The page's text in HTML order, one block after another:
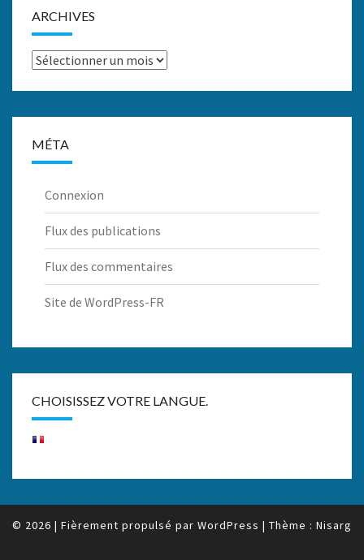
ARCHIVES
Archives
MÉTA
Connexion
Flux des publications
Flux des commentaires
Site de WordPress-FR
CHOISISSEZ VOTRE LANGUE.
© 2026 | Fièrement propulsé par WordPress | Thème : Nisarg